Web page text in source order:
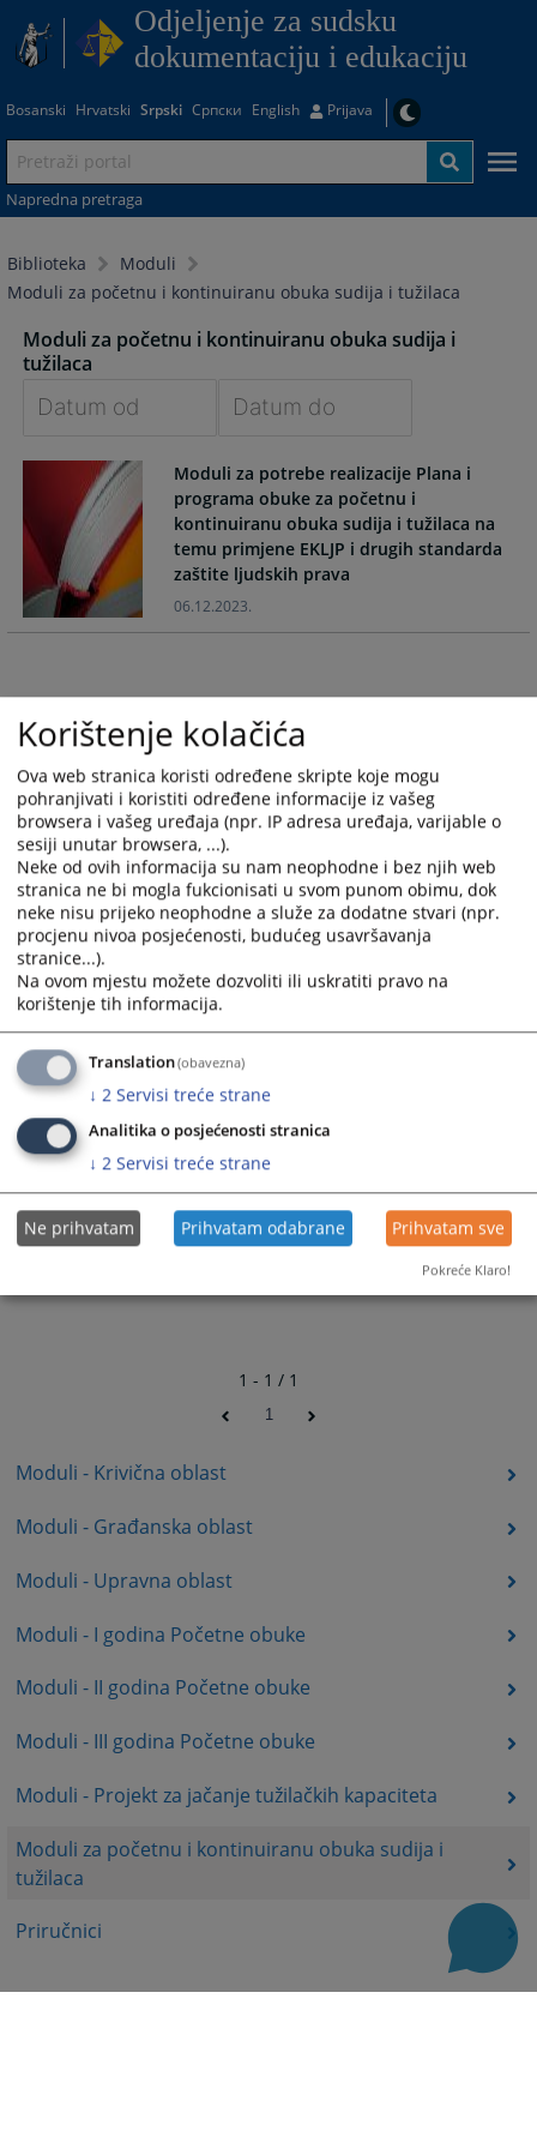
Odjeljenje za sudsku
dokumentaciju i edukaciju
Bosanski Hrvatski Srpski Српски English Prijava
Napredna pretraga
Biblioteka
Moduli
Moduli za početnu i kontinuiranu obuka sudija i tužilaca
Moduli - Krivična oblast
Moduli - Građanska oblast
Moduli - Upravna oblast
Moduli - I godina Početne obuke
Moduli - II godina Početne obuke
Moduli - III godina Početne obuke
Moduli - Projekt za jačanje tužilačkih kapaciteta
Moduli za početnu i kontinuiranu obuka sudija i
tužilaca
Priručnici
Moduli za početnu i kontinuiranu obuka sudija i
tužilaca
forward
interact
with
the
calendar
and
Press
the
question
mark
key
to
get
the
keyboard
shortcuts
for
changing
dates.
forward
to
interact
with
the
calendar
and
Press
the
question
mark
key
to
get
the
keyboard
shortcuts
for
changing
dates.
Moduli za potrebe realizacije Plana i
programa obuke za početnu i
kontinuiranu obuka sudija i tužilaca na
temu primjene EKLJP i drugih standarda
zaštite ljudskih prava
06.12.2023.
1 - 1 / 1
1
Korištenje kolačića
Ova web stranica koristi određene skripte koje mogu
pohranjivati i koristiti određene informacije iz vašeg
browsera i vašeg uređaja (npr. IP adresa uređaja, varijable o
sesiji unutar browsera, ...).
Neke od ovih informacija su nam neophodne i bez njih web
stranica ne bi mogla fukcionisati u svom punom obimu, dok
neke nisu prijeko neophodne a služe za dodatne stvari (npr.
procjenu nivoa posjećenosti, budućeg usavršavanja
stranice...).
Na ovom mjestu možete dozvoliti ili uskratiti pravo na
korištenje tih informacija.
Translation(obavezna)
↓ 2 Servisi treće strane
Analitika o posjećenosti stranica
↓ 2 Servisi treće strane
Ne prihvatam Prihvatam odabrane Prihvatam sve
Pokreće Klaro!